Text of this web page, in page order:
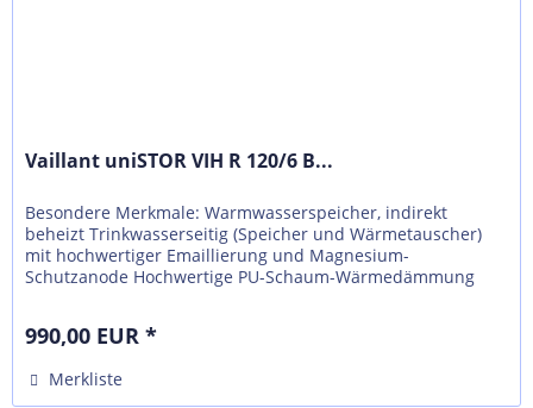
Vaillant uniSTOR VIH R 120/6 B...
Besondere Merkmale: Warmwasserspeicher, indirekt
beheizt Trinkwasserseitig (Speicher und Wärmetauscher)
mit hochwertiger Emaillierung und Magnesium-
Schutzanode Hochwertige PU-Schaum-Wärmedämmung
990,00 EUR *
Merkliste